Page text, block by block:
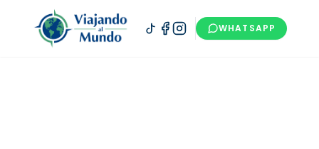
WHATSAPP